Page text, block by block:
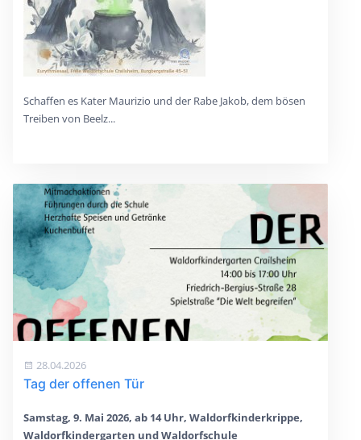
Schaffen es Kater Maurizio und der Rabe Jakob, dem bösen
Treiben von Beelz...
28.04.2026
Tag der offenen Tür
Samstag, 9. Mai 2026, ab 14 Uhr, Waldorfkinderkrippe,
Waldorfkindergarten und Waldorfschule